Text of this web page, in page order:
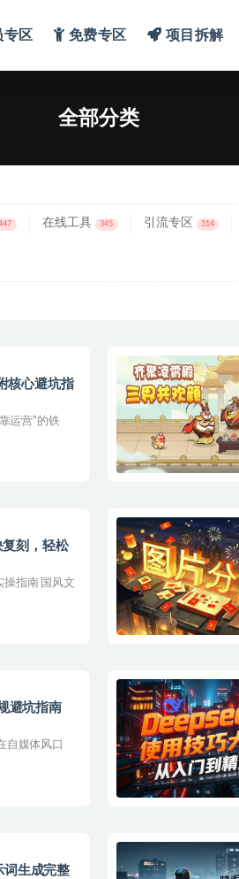
专区 免费专区 项目拆解
全部分类
在线工具 345 引流专区 314
核心避坑指
运营”的铁
复刻，轻松
操指南 国风文
避坑指南
自媒体风口
词生成完整